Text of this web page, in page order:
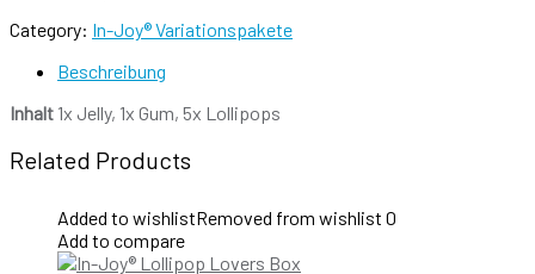
Category: In-Joy® Variationspakete
Beschreibung
Inhalt 1x Jelly, 1x Gum, 5x Lollipops
Related Products
Added to wishlistRemoved from wishlist 0
Add to compare